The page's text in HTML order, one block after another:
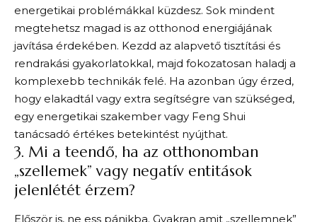
energetikai problémákkal küzdesz. Sok mindent
megtehetsz magad is az otthonod energiájának
javítása érdekében. Kezdd az alapvető tisztítási és
rendrakási gyakorlatokkal, majd fokozatosan haladj a
komplexebb technikák felé. Ha azonban úgy érzed,
hogy elakadtál vagy extra segítségre van szükséged,
egy energetikai szakember vagy Feng Shui
tanácsadó értékes betekintést nyújthat.
3. Mi a teendő, ha az otthonomban
„szellemek” vagy negatív entitások
jelenlétét érzem?
Először is, ne ess pánikba. Gyakran amit „szellemnek”